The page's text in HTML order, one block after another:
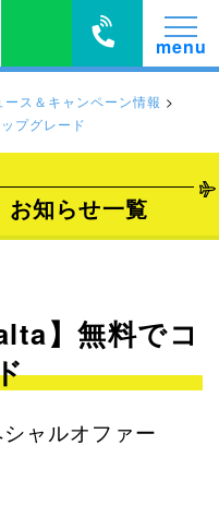
ース＆キャンペーン情報 >
プグレード
お知らせ一覧
】無料でコ
ャルオファー